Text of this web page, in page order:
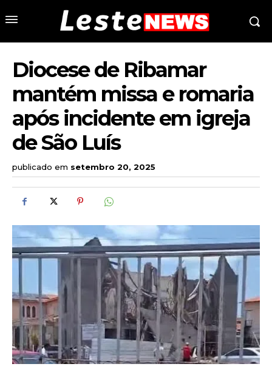
Diocese de Ribamar
mantém missa e romaria
após incidente em igreja
de São Luís
publicado em setembro 20, 2025